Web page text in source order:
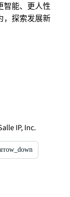
智能、更人性
，探索发展新
IP, Inc.